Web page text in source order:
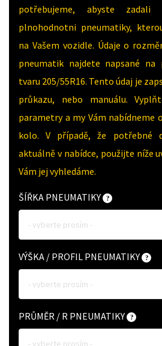
potřebujeme, abyste zadali
plnohodnotni pneumatiky,
na Vašem vozidle. Údaje o
pneumatik najdete napsané na
tvaru 205/55R16. Tento údaj je
průkazu, nebo manuálu.
parametry a my Vám nabídneme
kolo. V případě, že potřebné
aktuálně v nabídce, použijte níže
Vám jej vyhledáme.
ŠÍŘKA PNEUMATIKY
- vyberte prosím -
VÝŠKA / PROFIL PNEUMATIKY
- vyberte prosím -
PRŮMĚR / R PNEUMATIKY
- vyberte prosím -